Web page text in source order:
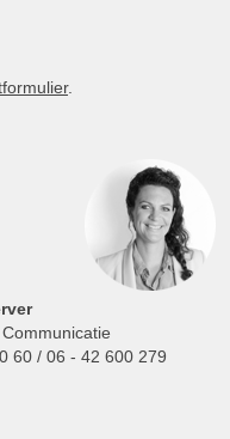
.
60 / 06 - 42 600 279